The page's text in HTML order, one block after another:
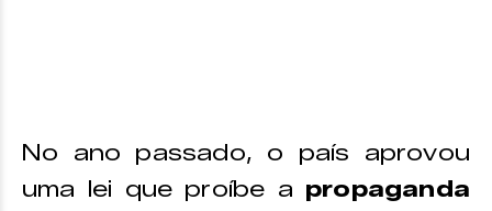
No ano passado, o país aprovou
uma lei que proíbe a propaganda